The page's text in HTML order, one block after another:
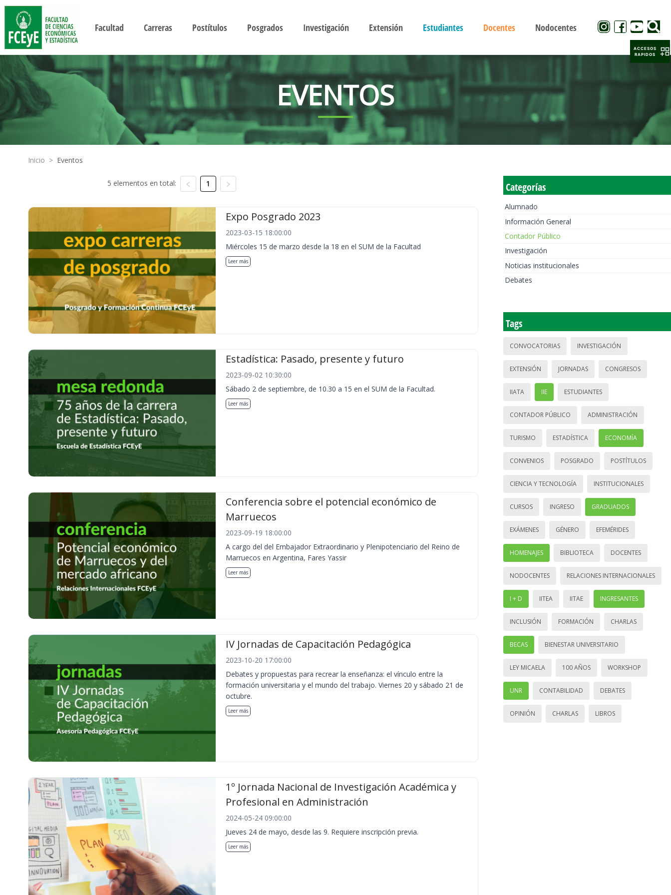
Facultad Carreras Postítulos Posgrados Investigación Extensión Estudiantes Docentes Nodocentes
EVENTOS
Inicio > Eventos
5 elementos en total: 1
Expo Posgrado 2023
2023-03-15 18:00:00
Miércoles 15 de marzo desde la 18 en el SUM de la Facultad
Leer más
Estadística: Pasado, presente y futuro
2023-09-02 10:30:00
Sábado 2 de septiembre, de 10.30 a 15 en el SUM de la Facultad.
Leer más
Conferencia sobre el potencial económico de
Marruecos
2023-09-19 18:00:00
A cargo del del Embajador Extraordinario y Plenipotenciario del Reino de
Marruecos en Argentina, Fares Yassir
Leer más
IV Jornadas de Capacitación Pedagógica
2023-10-20 17:00:00
Debates y propuestas para recrear la enseñanza: el vínculo entre la
formación universitaria y el mundo del trabajo. Viernes 20 y sábado 21 de
octubre.
Leer más
1º Jornada Nacional de Investigación Académica y
Profesional en Administración
2024-05-24 09:00:00
Jueves 24 de mayo, desde las 9. Requiere inscripción previa.
Leer más
Categorías
Alumnado
Información General
Contador Público
Investigación
Noticias institucionales
Debates
Tags
CONVOCATORIAS INVESTIGACIÓN
EXTENSIÓN JORNADAS CONGRESOS
IIATA IIE ESTUDIANTES
CONTADOR PÚBLICO ADMINISTRACIÓN
TURISMO ESTADÍSTICA ECONOMÍA
CONVENIOS POSGRADO POSTÍTULOS
CIENCIA Y TECNOLOGÍA INSTITUCIONALES
CURSOS INGRESO GRADUADOS
EXÁMENES GÉNERO EFEMÉRIDES
HOMENAJES BIBLIOTECA DOCENTES
NODOCENTES RELACIONES INTERNACIONALES
I + D IITEA IITAE INGRESANTES
INCLUSIÓN FORMACIÓN CHARLAS
BECAS BIENESTAR UNIVERSITARIO
LEY MICAELA 100 AÑOS WORKSHOP
UNR CONTABILIDAD DEBATES
OPINIÓN CHARLAS LIBROS
ACCESOS
RAPIDOS